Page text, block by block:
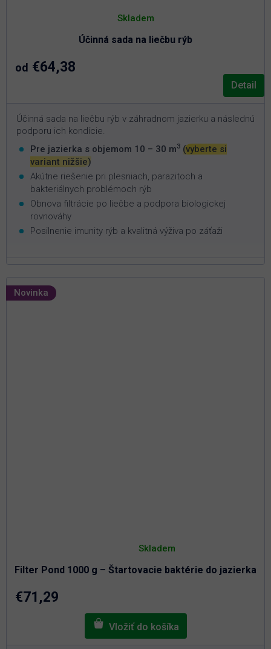
Účinná sada na liečbu rýb
Skladem
od €64,38
Detail
Účinná sada na liečbu rýb v záhradnom jazierku a následnú
podporu ich kondície.
Pre jazierka s objemom 10 – 30 m3 (vyberte si
variant nižšie)
Akútne riešenie pri plesniach, parazitoch a
bakteriálnych problémoch rýb
Obnova filtrácie po liečbe a podpora biologickej
rovnováhy
Posilnenie imunity rýb a kvalitná výživa po záťaži
Novinka
Filter Pond 1000 g – Štartovacie baktérie do jazierka
hodnotenie
3,0
Skladem
€71,29